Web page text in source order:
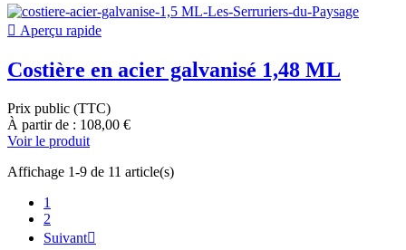
 Aperçu rapide
Costière en acier galvanisé 1,48 ML
Prix public (TTC)
À partir de : 108,00 €
Voir le produit
Affichage 1-9 de 11 article(s)
1
2
Suivant